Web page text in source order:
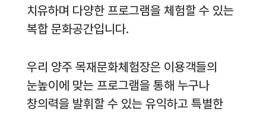
치유하며 다양한 프로그램을 체험할 수 있는
복합 문화공간입니다.
우리 양주 목재문화체험장은 이용객들의
눈높이에 맞는 프로그램을 통해 누구나
창의력을 발휘할 수 있는 유익하고 특별한